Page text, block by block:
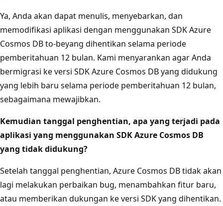
Ya, Anda akan dapat menulis, menyebarkan, dan
memodifikasi aplikasi dengan menggunakan SDK Azure
Cosmos DB to-beyang dihentikan selama periode
pemberitahuan 12 bulan. Kami menyarankan agar Anda
bermigrasi ke versi SDK Azure Cosmos DB yang didukung
yang lebih baru selama periode pemberitahuan 12 bulan,
sebagaimana mewajibkan.
Kemudian tanggal penghentian, apa yang terjadi pada
aplikasi yang menggunakan SDK Azure Cosmos DB
yang tidak didukung?
Setelah tanggal penghentian, Azure Cosmos DB tidak akan
lagi melakukan perbaikan bug, menambahkan fitur baru,
atau memberikan dukungan ke versi SDK yang dihentikan.